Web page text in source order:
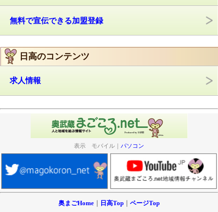
無料で宣伝できる加盟登録
日高のコンテンツ
求人情報
表示 モバイル｜ パソコン
奥まごHome 日高Top ページTop